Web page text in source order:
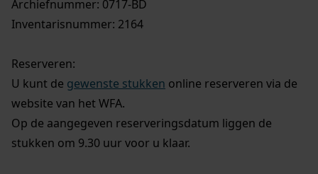
Archiefnummer: 0717-BD
Inventarisnummer: 2164
Reserveren:
U kunt de gewenste stukken online reserveren via de
website van het WFA.
Op de aangegeven reserveringsdatum liggen de
stukken om 9.30 uur voor u klaar.